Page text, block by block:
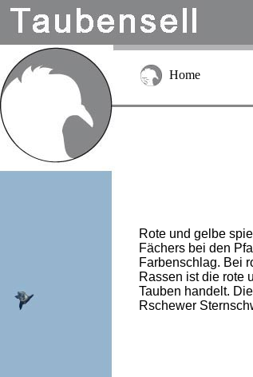
Home
Rote und gelbe
Fächers bei den
Farbenschlag. Bei
Rassen ist die rote
Tauben handelt.
Rschewer